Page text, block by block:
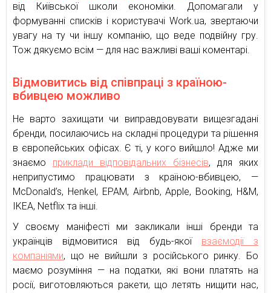
від Київської школи економіки. Допомагали у
формуванні списків і користувачі Work.ua, звертаючи
увагу на ту чи іншу компанію, що веде подвійну гру.
Тож дякуємо всім — для нас важливі ваші коментарі.
Відмовитись від співпраці з країною-
вбивцею можливо
Не варто захищати чи виправдовувати вищезгадані
бренди, посилаючись на складні процедури та рішення
в європейських офісах. Є ті, у кого вийшло! Адже ми
знаємо приклади відповідальних бізнесів, для яких
неприпустимо працювати з країною-вбивцею, —
McDonald’s, Henkel, EPAM, Airbnb, Apple, Booking, H&M,
IKEA, Netflix та інші.
У своєму маніфесті ми закликали інші бренди та
українців відмовитися від будь-якої взаємодії з
компаніями, що не вийшли з російського ринку. Бо
маємо розуміння — на податки, які вони платять на
росії, виготовляються ракети, що летять нищити нас,